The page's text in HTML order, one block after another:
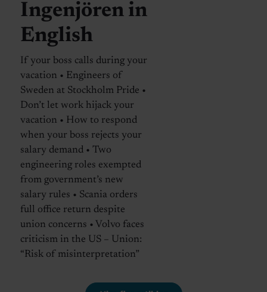
Ingenjören in
English
If your boss calls during your
vacation • Engineers of
Sweden at Stockholm Pride •
Don’t let work hijack your
vacation • How to respond
when your boss rejects your
salary demand • Two
engineering roles exempted
from government’s new
salary rules • Scania orders
full office return despite
union concerns • Volvo faces
criticism in the US – Union:
“Risk of misinterpretation”